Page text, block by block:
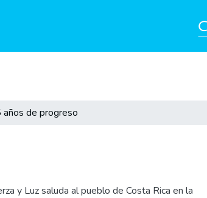
años de progreso
y Luz saluda al pueblo de Costa Rica en la